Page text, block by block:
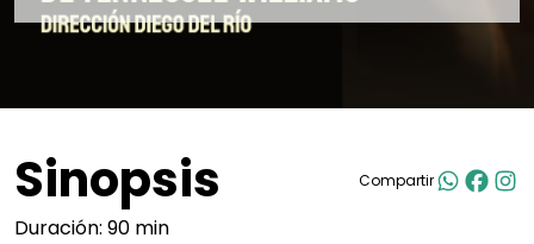
Sinopsis Compartir
Duración: 90 min